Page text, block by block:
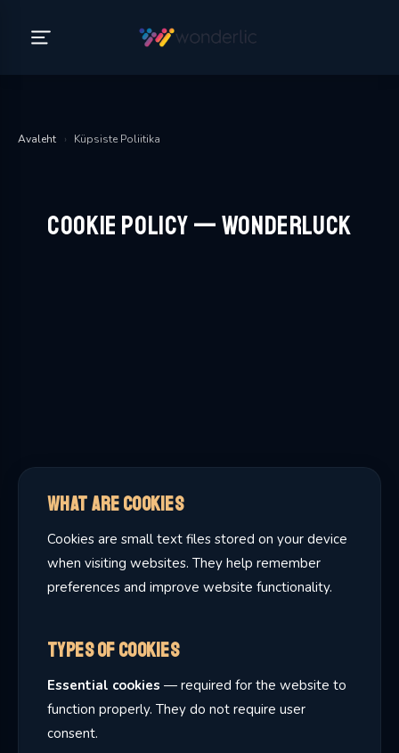
Avaleht › Küpsiste Poliitika
Cookie Policy — WonderLuck
What Are Cookies
Cookies are small text files stored on your device
when visiting websites. They help remember
preferences and improve website functionality.
Types of Cookies
Essential cookies — required for the website to
function properly. They do not require user
consent.